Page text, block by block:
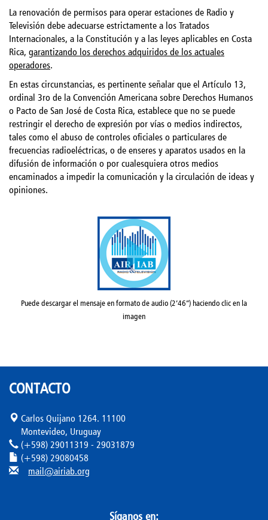
La renovación de permisos para operar estaciones de Radio y
Televisión debe adecuarse estrictamente a los Tratados
Internacionales, a la Constitución y a las leyes aplicables en Costa
Rica, garantizando los derechos adquiridos de los actuales
operadores.
En estas circunstancias, es pertinente señalar que el Artículo 13,
ordinal 3ro de la Convención Americana sobre Derechos Humanos
o Pacto de San José de Costa Rica, establece que no se puede
restringir el derecho de expresión por vías o medios indirectos,
tales como el abuso de controles oficiales o particulares de
frecuencias radioeléctricas, o de enseres y aparatos usados en la
difusión de información o por cualesquiera otros medios
encaminados a impedir la comunicación y la circulación de ideas y
opiniones.
Puede descargar el mensaje en formato de audio (2’46”) haciendo clic en la
imagen
CONTACTO
Carlos Quijano 1264. 11100
Montevideo, Uruguay
(+598) 29011319 - 29031879
(+598) 29080458
mail@airiab.org
Síganos en: